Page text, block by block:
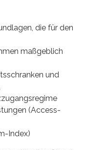
die für den
maßgeblich
und
(Access-
Index)